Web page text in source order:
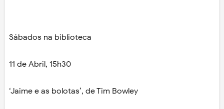
Sábados na biblioteca
11 de Abril, 15h30
‘Jaime e as bolotas’, de Tim Bowley